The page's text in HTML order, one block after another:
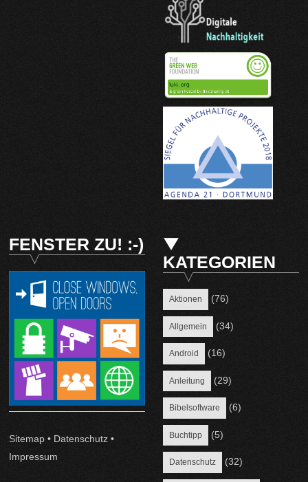
FENSTER ZU! :-)
Sitemap • Datenschutz •
Impressum
KATEGORIEN
Aktionen (76)
Allgemein (34)
Android (16)
Anleitung (29)
Bibelsoftware (6)
Buchtipp (5)
Datenschutz (32)